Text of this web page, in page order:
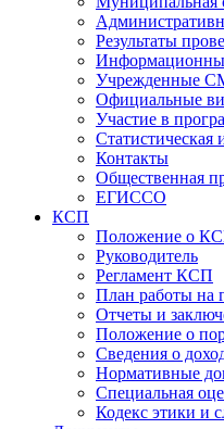
Результаты
Учрежденные
Официальные
Участие в
Статистическая
Контакты
Общественная
ЕГИССО
КСП
Положение о
Руководитель
Регламент КСП
План работы на
Отчеты и
Положение о
Сведения о
Нормативные
Специальная
Кодекс этики и